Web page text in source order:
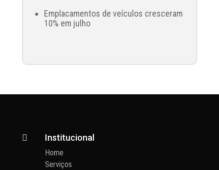
Emplacamentos de veículos cresceram
10% em julho
 Institucional
Home
Serviços